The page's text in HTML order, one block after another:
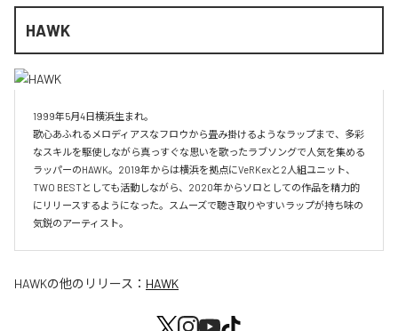
HAWK
1999年5月4日横浜生まれ。
歌心あふれるメロディアスなフロウから畳み掛けるようなラップまで、多彩
なスキルを駆使しながら真っすぐな思いを歌ったラブソングで人気を集める
ラッパーのHAWK。2019年からは横浜を拠点にVeRKexと2人組ユニット、
TWO BESTとしても活動しながら、2020年からソロとしての作品を精力的
にリリースするようになった。スムーズで聴き取りやすいラップが持ち味の
気鋭のアーティスト。
HAWKの他のリリース： HAWK